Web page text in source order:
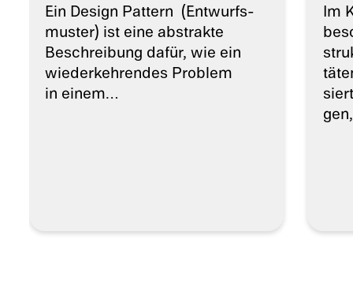
Ein Design Pattern (Entwurfs­
mus­ter) ist eine abstrakte
Beschrei­bung dafür, wie ein
wieder­keh­ren­des Problem
in einem…
Im